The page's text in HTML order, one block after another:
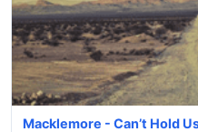
Macklemore - Can’t Hold